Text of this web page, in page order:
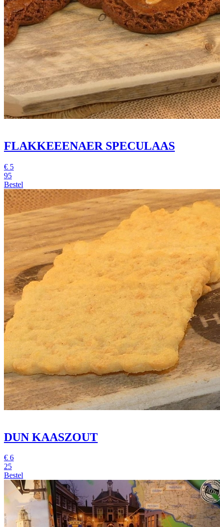
FLAKKEEENAER SPECULAAS
€ 5
95
Bestel
DUN KAASZOUT
€ 6
25
Bestel